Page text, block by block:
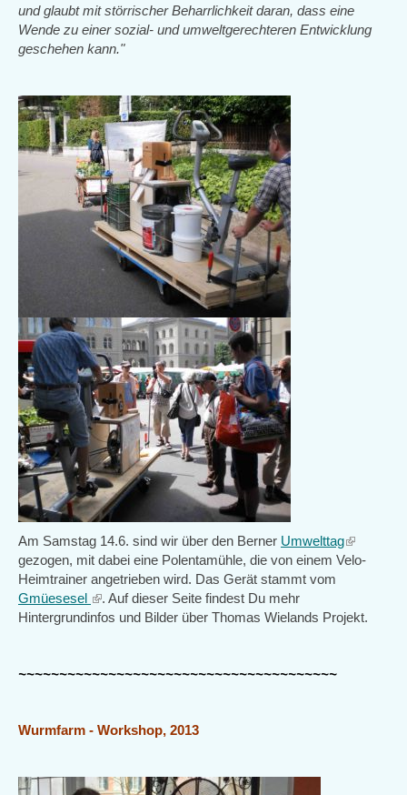
und glaubt mit störrischer Beharrlichkeit daran, dass eine
Wende zu einer sozial- und umweltgerechteren Entwicklung
geschehen kann."
Am Samstag 14.6. sind wir über den Berner Umwelttag(link
is
gezogen, mit dabei eine Polentamühle, die von einem Velo-
Heimtrainer angetrieben wird. Das Gerät stammt vom
Gmüesesel (link
is
. Auf dieser Seite findest Du mehr
Hintergrundinfos und Bilder über Thomas Wielands Projekt.
~~~~~~~~~~~~~~~~~~~~~~~~~~~~~~~~~~~~~~~
Wurmfarm - Workshop, 2013